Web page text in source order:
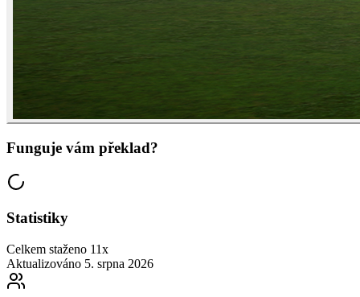
Funguje vám překlad?
Statistiky
Celkem staženo 11x
Aktualizováno 5. srpna 2026